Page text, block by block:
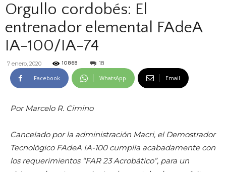
Orgullo cordobés: El
entrenador elemental FAdeA
IA-100/IA-74
7 enero, 2020 10868 18
Facebook WhatsApp Email
Por Marcelo R. Cimino
Cancelado por la administración Macri, el Demostrador
Tecnológico FAdeA IA-100 cumplía acabadamente con
los requerimientos “FAR 23 Acrobático”, para un